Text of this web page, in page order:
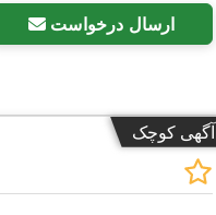
ارسال درخواست
آگهی کوچک